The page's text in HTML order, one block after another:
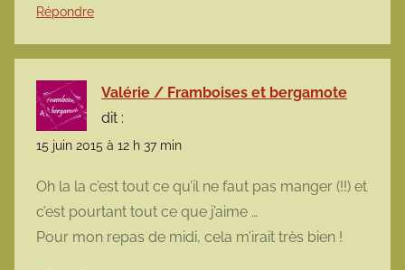
Répondre
Valérie / Framboises et bergamote
dit :
15 juin 2015 à 12 h 37 min
Oh la la c’est tout ce qu’il ne faut pas manger (!!) et
c’est pourtant tout ce que j’aime …
Pour mon repas de midi, cela m’irait très bien !